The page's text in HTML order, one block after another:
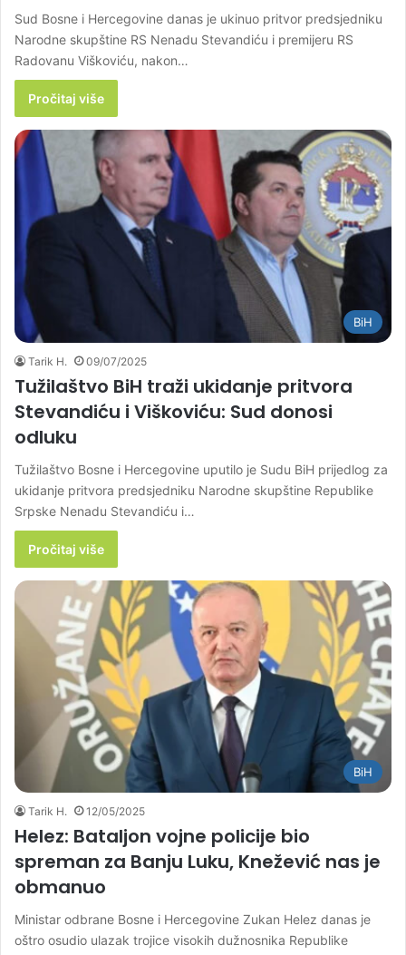
Sud Bosne i Hercegovine danas je ukinuo pritvor predsjedniku
Narodne skupštine RS Nenadu Stevandiću i premijeru RS
Radovanu Viškoviću, nakon…
Pročitaj više
BiH
Tarik H. 09/07/2025
Tužilaštvo BiH traži ukidanje pritvora
Stevandiću i Viškoviću: Sud donosi
odluku
Tužilaštvo Bosne i Hercegovine uputilo je Sudu BiH prijedlog za
ukidanje pritvora predsjedniku Narodne skupštine Republike
Srpske Nenadu Stevandiću i…
Pročitaj više
BiH
Tarik H. 12/05/2025
Helez: Bataljon vojne policije bio
spreman za Banju Luku, Knežević nas je
obmanuo
Ministar odbrane Bosne i Hercegovine Zukan Helez danas je
oštro osudio ulazak trojice visokih dužnosnika Republike